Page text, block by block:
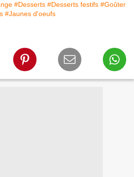
#Desserts #Desserts festifs #Goûter
#Jaunes d'oeufs